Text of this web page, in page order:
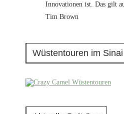
Innovationen ist. Das gilt
Tim Brown
Wüstentouren im Sinai